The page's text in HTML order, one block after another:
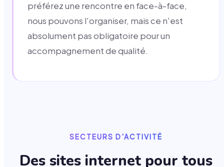
préférez une rencontre en face-à-face,
nous pouvons l'organiser, mais ce n'est
absolument pas obligatoire pour un
accompagnement de qualité.
SECTEURS D'ACTIVITÉ
Des sites internet pour tous